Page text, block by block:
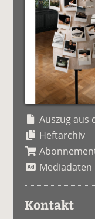
Auszug aus
Heftarchiv
Mediadaten
Kontakt